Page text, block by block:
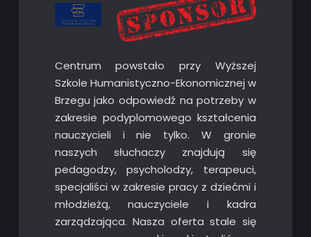
Centrum powstało przy Wyższej
Szkole Humanistyczno-Ekonomicznej w
Brzegu jako odpowiedź na potrzeby w
zakresie podyplomowego kształcenia
nauczycieli i nie tylko. W gronie
naszych słuchaczy znajdują się
pedagodzy, psycholodzy, terapeuci,
specjaliści w zakresie pracy z dziećmi i
młodzieżą, nauczyciele i kadra
zarządzająca. Nasza oferta stale się